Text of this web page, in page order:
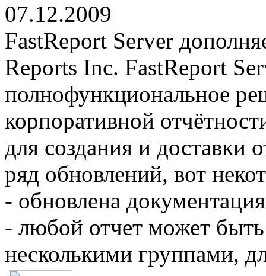
07.12.2009
FastReport Server
Reports Inc. FastReport
полнофункциональное
корпоративной
для создания и доставки
ряд обновлений, вот
- обновлена документация
- любой отчет может
несколькими группами,